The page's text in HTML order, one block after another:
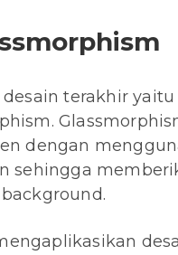
desain terakhir yaitu
dengan
sehingga